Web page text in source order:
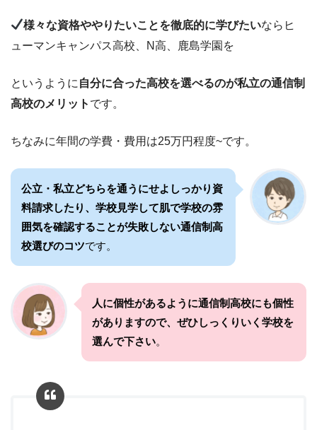
様々な資格ややりたいことを徹底的に学びたいならヒ
ューマンキャンパス高校、N高、鹿島学園を
というように 自分に合った高校を選べるのが私立の通信制
高校のメリット です。
ちなみに年間の学費・費用は25万円程度~です。
公立・私立どちらを通うにせよしっかり資
料請求したり、学校見学して肌で学校の雰
囲気を確認することが失敗しない通信制高
校選びのコツです。
人に個性があるように通信制高校にも個性
がありますので、ぜひしっくりいく学校を
選んで下さい。